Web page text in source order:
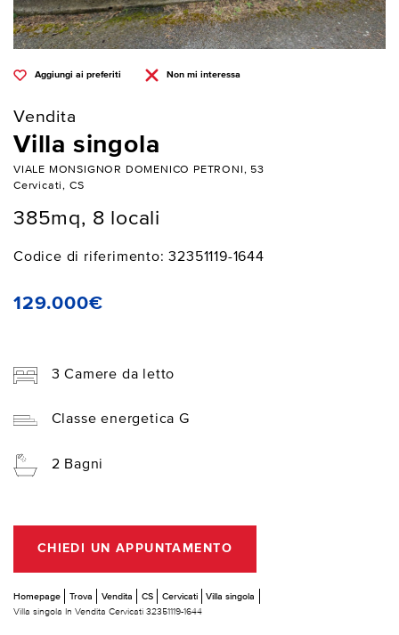
Aggiungi ai preferiti Non mi interessa
Vendita
Villa singola
VIALE MONSIGNOR DOMENICO PETRONI, 53
Cervicati, CS
385mq, 8 locali
Codice di riferimento: 32351119-1644
129.000€
3 Camere da letto
Classe energetica G
2 Bagni
CHIEDI UN APPUNTAMENTO
Homepage Trova Vendita CS Cervicati
Villa singola
Villa singola In Vendita Cervicati 32351119-1644